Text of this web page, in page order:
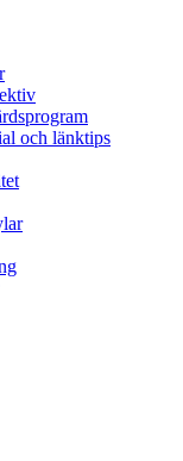
och länktips